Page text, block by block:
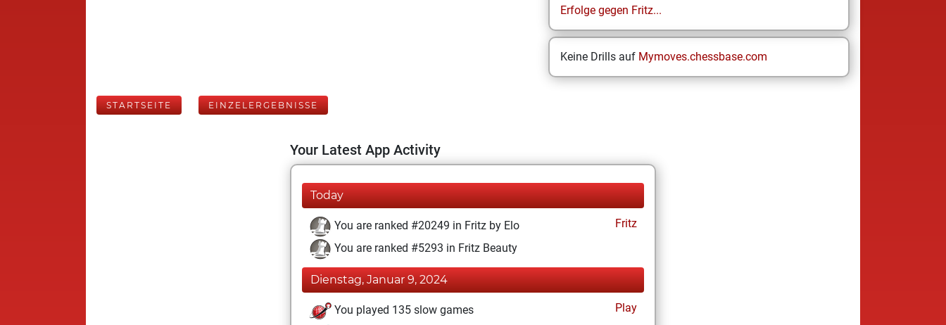
Erfolge gegen Fritz...
Keine Drills auf Mymoves.chessbase.com
STARTSEITE EINZELERGEBNISSE
Your Latest App Activity
Today
You are ranked #20249 in Fritz by Elo
Fritz
You are ranked #5293 in Fritz Beauty
Dienstag, Januar 9, 2024
You played 135 slow games
Play